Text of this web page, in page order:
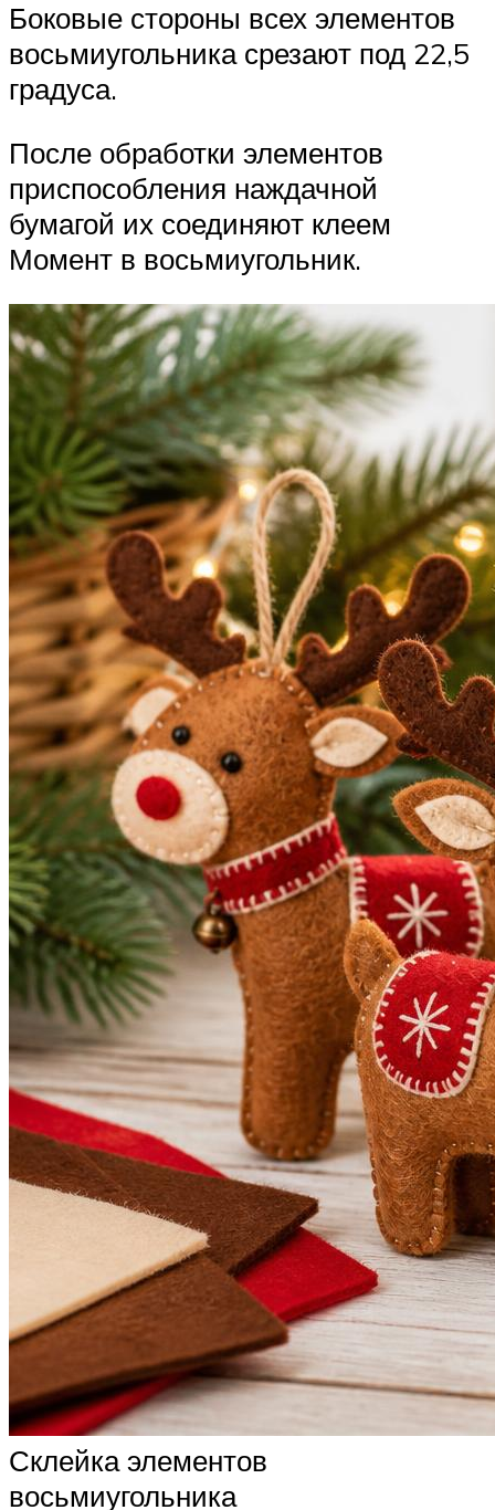
Боковые стороны всех элементов
восьмиугольника срезают под 22,5
градуса.
После обработки элементов
приспособления наждачной
бумагой их соединяют клеем
Момент в восьмиугольник.
Склейка элементов
восьмиугольника